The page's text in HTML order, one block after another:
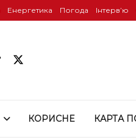
Енергетика Погода Інтервʼю
КОРИСНЕ КАРТА